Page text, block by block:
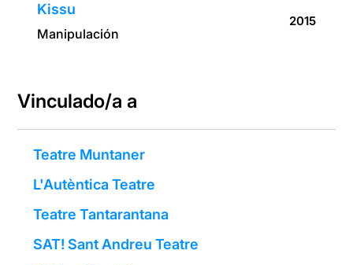
Kissu
Manipulación
2015
Vinculado/a a
Teatre Muntaner
L'Autèntica Teatre
Teatre Tantarantana
SAT! Sant Andreu Teatre